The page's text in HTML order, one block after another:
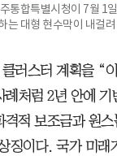
통합특별시청이 7월 1
대형 현수막이 내걸
러스터 계획을 “
처럼 2년 안에
적 보조금과 원
징이다. 국가 미래